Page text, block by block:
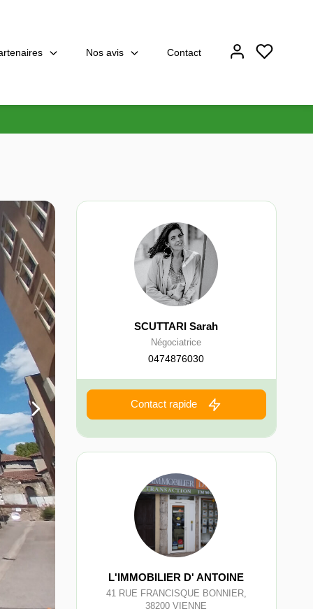
Nos avis Contact
SCUTTARI Sarah
Négociatrice
0474876030
Contact rapide
L'IMMOBILIER D' ANTOINE
41 RUE FRANCISQUE BONNIER,
38200 VIENNE